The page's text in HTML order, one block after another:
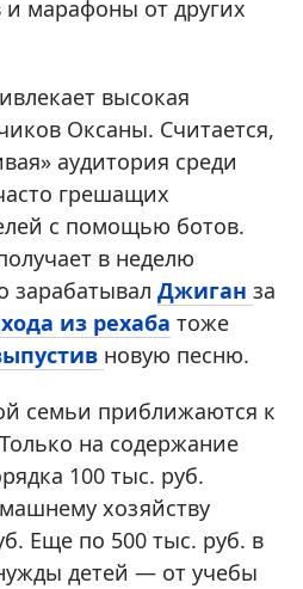
марафоны от других
высокая
Оксаны. Считается,
аудитория среди
грешащих
с помощью ботов.
в неделю
зарабатывал Джиган за
из рехаба тоже
новую песню.
семьи приближаются к
на содержание
100 тыс. руб.
хозяйству
Еще по 500 тыс. руб. в
детей — от учебы